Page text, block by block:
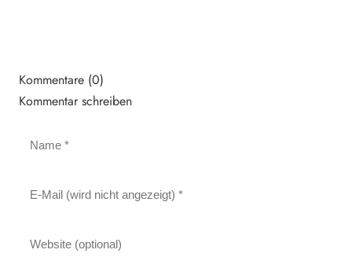
Kommentare (0)
Kommentar schreiben